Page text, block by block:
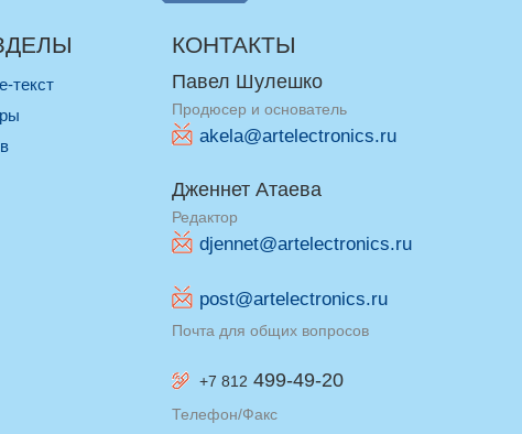
текст
КОНТАКТЫ
Павел Шулешко
Продюсер и основатель
akela@artelectronics.ru
Дженнет Атаева
Редактор
djennet@artelectronics.ru
post@artelectronics.ru
Почта для общих вопросов
+7 812 499-49-20
Телефон/Факс